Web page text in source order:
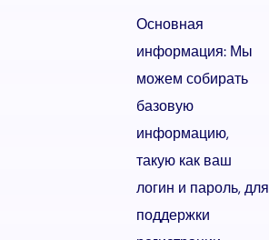
Основная
информация: Мы
можем собирать
базовую
информацию,
такую как ваш
логин и пароль, для
поддержки